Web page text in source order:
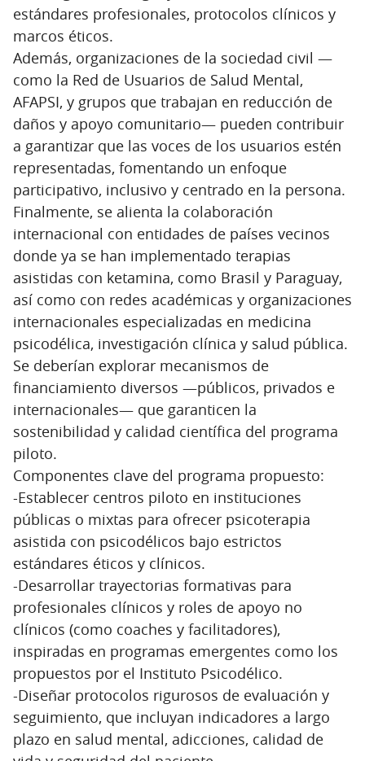
estándares profesionales, protocolos clínicos y
marcos éticos.
Además, organizaciones de la sociedad civil —
como la Red de Usuarios de Salud Mental,
AFAPSI, y grupos que trabajan en reducción de
daños y apoyo comunitario— pueden contribuir
a garantizar que las voces de los usuarios estén
representadas, fomentando un enfoque
participativo, inclusivo y centrado en la persona.
Finalmente, se alienta la colaboración
internacional con entidades de países vecinos
donde ya se han implementado terapias
asistidas con ketamina, como Brasil y Paraguay,
así como con redes académicas y organizaciones
internacionales especializadas en medicina
psicodélica, investigación clínica y salud pública.
Se deberían explorar mecanismos de
financiamiento diversos —públicos, privados e
internacionales— que garanticen la
sostenibilidad y calidad científica del programa
piloto.
Componentes clave del programa propuesto:
-Establecer centros piloto en instituciones
públicas o mixtas para ofrecer psicoterapia
asistida con psicodélicos bajo estrictos
estándares éticos y clínicos.
-Desarrollar trayectorias formativas para
profesionales clínicos y roles de apoyo no
clínicos (como coaches y facilitadores),
inspiradas en programas emergentes como los
propuestos por el Instituto Psicodélico.
-Diseñar protocolos rigurosos de evaluación y
seguimiento, que incluyan indicadores a largo
plazo en salud mental, adicciones, calidad de